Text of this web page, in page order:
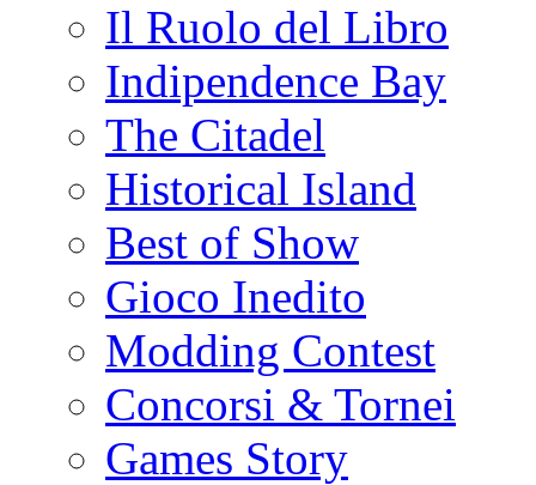
Il Ruolo del Libro
Indipendence Bay
The Citadel
Historical Island
Best of Show
Gioco Inedito
Modding Contest
Concorsi & Tornei
Games Story